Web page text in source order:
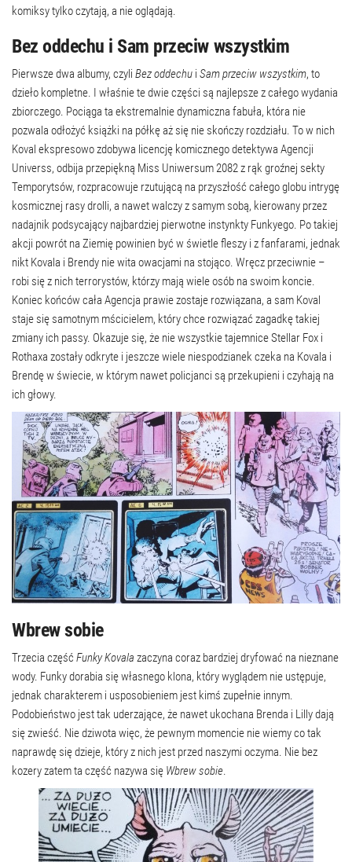
komiksy tylko czytają, a nie oglądają.
Bez oddechu i Sam przeciw wszystkim
Pierwsze dwa albumy, czyli Bez oddechu i Sam przeciw wszystkim, to
dzieło kompletne. I właśnie te dwie części są najlepsze z całego wydania
zbiorczego. Pociąga ta ekstremalnie dynamiczna fabuła, która nie
pozwala odłożyć książki na półkę aż się nie skończy rozdziału. To w nich
Koval ekspresowo zdobywa licencję komicznego detektywa Agencji
Universs, odbija przepiękną Miss Uniwersum 2082 z rąk groźnej sekty
Temporytsów, rozpracowuje rzutującą na przyszłość całego globu intrygę
kosmicznej rasy drolli, a nawet walczy z samym sobą, kierowany przez
nadajnik podsycający najbardziej pierwotne instynkty Funkyego. Po takiej
akcji powrót na Ziemię powinien być w świetle fleszy i z fanfarami, jednak
nikt Kovala i Brendy nie wita owacjami na stojąco. Wręcz przeciwnie –
robi się z nich terrorystów, którzy mają wiele osób na swoim koncie.
Koniec końców cała Agencja prawie zostaje rozwiązana, a sam Koval
staje się samotnym mścicielem, który chce rozwiązać zagadkę takiej
zmiany ich passy. Okazuje się, że nie wszystkie tajemnice Stellar Fox i
Rothaxa zostały odkryte i jeszcze wiele niespodzianek czeka na Kovala i
Brendę w świecie, w którym nawet policjanci są przekupieni i czyhają na
ich głowy.
Wbrew sobie
Trzecia część Funky Kovala zaczyna coraz bardziej dryfować na nieznane
wody. Funky dorabia się własnego klona, który wyglądem nie ustępuje,
jednak charakterem i usposobieniem jest kimś zupełnie innym.
Podobieństwo jest tak uderzające, że nawet ukochana Brenda i Lilly dają
się zwieść. Nie dziwota więc, że pewnym momencie nie wiemy co tak
naprawdę się dzieje, który z nich jest przed naszymi oczyma. Nie bez
kozery zatem ta część nazywa się Wbrew sobie.